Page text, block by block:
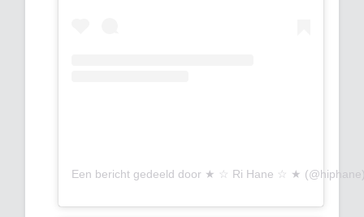
Een bericht gedeeld door ★ ☆ Ri Hane ☆ ★